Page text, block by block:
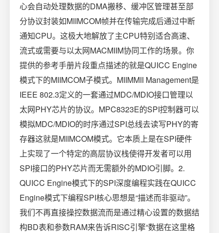
心会自动处理数据的DMA搬移、缓冲区管理甚至部
分协议封装如MIIMCOM帧并在传输完成后通过中断
通知CPU。这极大地解放了主CPU特别适合高速、
流式或需要与以太网MACMIIM协同工作的场景。你
提供的参考手册片段重点描述的就是QUICC Engine
模式下的MIIMCOM子模式。MIIMMII Management是
IEEE 802.3定义的一套通过MDC/MDIO接口管理以
太网PHY芯片的协议。MPC8323E的SPI控制器可以
模拟MDC/MDIO的时序通过SPI总线去读写PHY的寄
存器这就是MIIMCOM模式。它本质上是在SPI硬件
上实现了一个特定的高层协议栈使得开发者可以用
SPI接口的PHY芯片而无需额外的MDIO引脚。2.
QUICC Engine模式下的SPI深度编程实践在QUICC
Engine模式下编程SPI核心思想是“描述而非驱动”。
我们不再直接操控数据流而是通过精心设置的数据结
构BD表和参数RAM来告诉RISC引擎“数据在这里格